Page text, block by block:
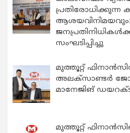
പ്രതിരോധിക്കുന്ന
ആശയവിനിമയവും:
സംഘടിപ്പിച്ചു
മുത്തൂറ്റ്
അലക്സാണ്ടർ
മാനേജിങ്
മുത്തൂറ്റ്